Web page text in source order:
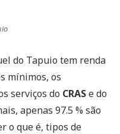
do Tapuio tem renda
mínimos, os
serviços do CRASe do
apenas 97.5 % são
o que é, tipos de